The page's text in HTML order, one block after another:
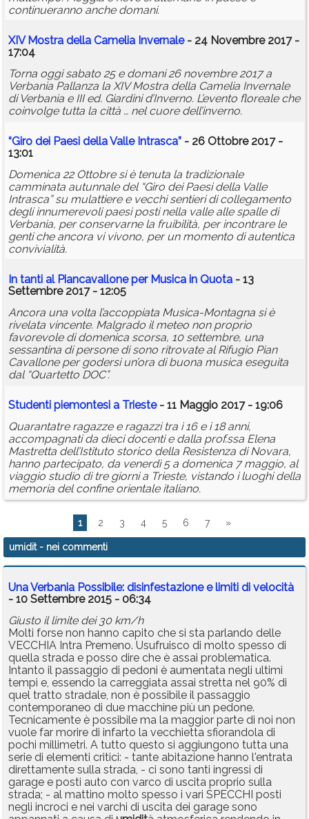
continueranno anche domani.
XIV Mostra della Camelia Invernale- 24 Novembre 2017 -
17:04
Torna oggi sabato 25 e domani 26 novembre 2017 a
Verbania Pallanza la XIV Mostra della Camelia Invernale
di Verbania e III ed. Giardini d’Inverno. L’evento floreale che
coinvolge tutta la città … nel cuore dell’inverno.
“Giro dei Paesi della Valle Intrasca” - 26 Ottobre 2017 -
13:01
Domenica 22 Ottobre si è tenuta la tradizionale
camminata autunnale del “Giro dei Paesi della Valle
Intrasca” su mulattiere e vecchi sentieri di collegamento
degli innumerevoli paesi posti nella valle alle spalle di
Verbania, per conservarne la fruibilità, per incontrare le
genti che ancora vi vivono, per un momento di autentica
convivialità.
In tanti al Piancavallone per Musica in Quota - 13
Settembre 2017 - 12:05
Ancora una volta l’accoppiata Musica-Montagna si è
rivelata vincente. Malgrado il meteo non proprio
favorevole di domenica scorsa, 10 settembre, una
sessantina di persone di sono ritrovate al Rifugio Pian
Cavallone per godersi un’ora di buona musica eseguita
dal “Quartetto DOC”.
Studenti piemontesi a Trieste- 11 Maggio 2017 - 19:06
Quarantatre ragazze e ragazzi tra i 16 e i 18 anni,
accompagnati da dieci docenti e dalla prof.ssa Elena
Mastretta dell’Istituto storico della Resistenza di Novara,
hanno partecipato, da venerdì 5 a domenica 7 maggio, al
viaggio studio di tre giorni a Trieste, vistando i luoghi della
memoria del confine orientale italiano.
1 2 3 4 5 6 7 »
umidit- nei commenti
Una Verbania Possibile: disinfestazione e limiti di velocità
- 10 Settembre 2015 - 06:34
Giusto il limite dei 30 km/h
Molti forse non hanno capito che si sta parlando delle
VECCHIA Intra Premeno. Usufruisco di molto spesso di
quella strada e posso dire che è assai problematica.
Intanto il passaggio di pedoni è aumentata negli ultimi
tempi e, essendo la carreggiata assai stretta nel 90% di
quel tratto stradale, non è possibile il passaggio
contemporaneo di due macchine più un pedone.
Tecnicamente è possibile ma la maggior parte di noi non
vuole far morire di infarto la vecchietta sfiorandola di
pochi millimetri. A tutto questo si aggiungono tutta una
serie di elementi critici: - tante abitazione hanno l'entrata
direttamente sulla strada, - ci sono tanti ingressi di
garage e posti auto con varco di uscita proprio sulla
strada; - al mattino molto spesso i vari SPECCHI posti
negli incroci e nei varchi di uscita dei garage sono